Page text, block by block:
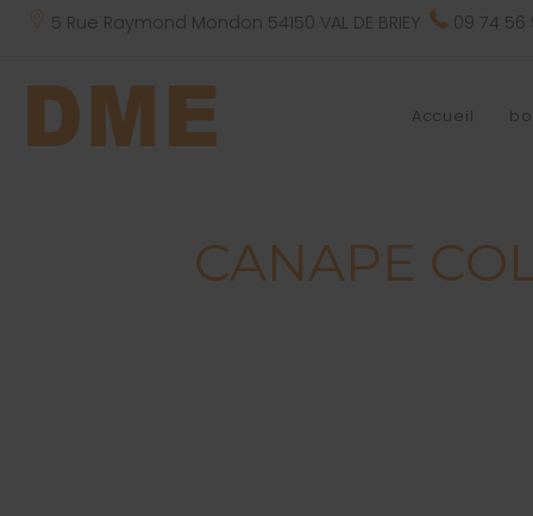
5 Rue Raymond Mondon 54150 VAL DE BRIEY 09 74 56
Accueil
CANAPE